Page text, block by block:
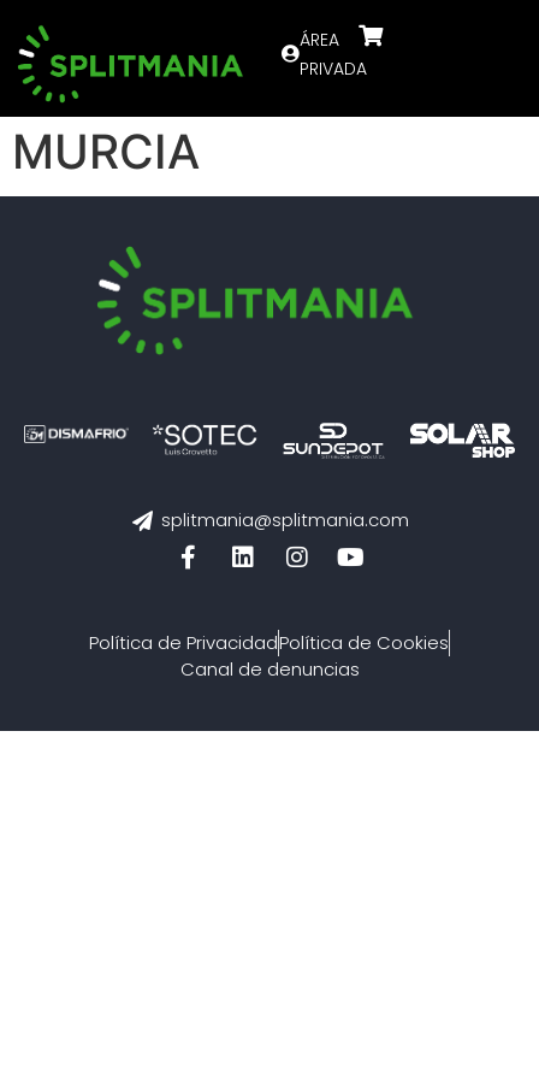
ÁREA
PRIVADA
MURCIA
splitmania@splitmania.com
Política de PrivacidadPolítica de Cookies
Canal de denuncias